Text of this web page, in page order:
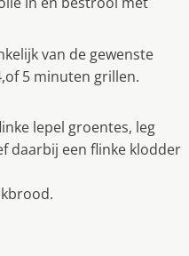
van de gewenste
5 minuten grillen.
lepel groentes, leg
daarbij een flinke klodder